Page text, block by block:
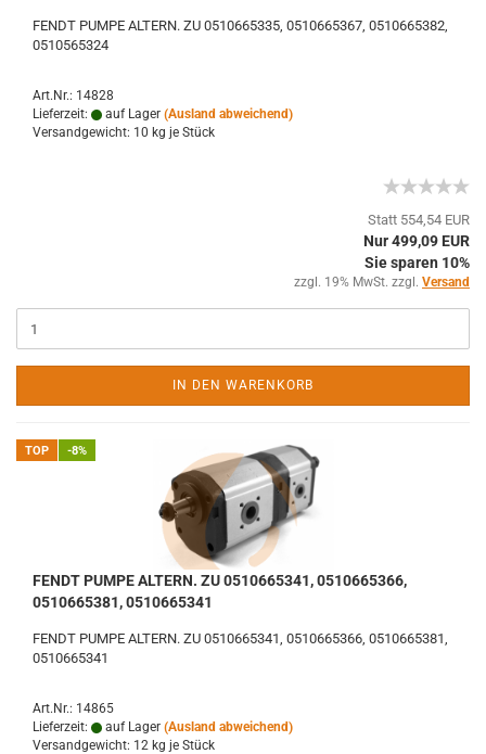
FENDT PUMPE ALTERN. ZU 0510665335, 0510665367, 0510665382,
0510565324
Art.Nr.: 14828
Lieferzeit:
auf Lager (Ausland abweichend)
Versandgewicht: 10 kg je Stück
Statt 554,54 EUR
Nur 499,09 EUR
Sie sparen 10%
zzgl. 19% MwSt. zzgl. Versand
IN DEN WARENKORB
TOP -8%
FENDT PUMPE ALTERN. ZU 0510665341, 0510665366,
0510665381, 0510665341
FENDT PUMPE ALTERN. ZU 0510665341, 0510665366, 0510665381,
0510665341
Art.Nr.: 14865
Lieferzeit:
auf Lager (Ausland abweichend)
Versandgewicht: 12 kg je Stück